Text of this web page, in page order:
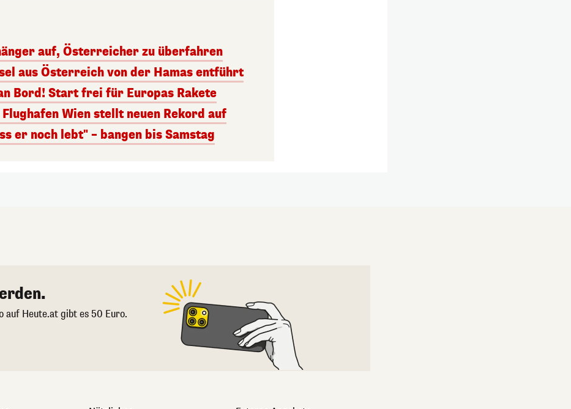
auf, Österreicher zu überfahren
aus Österreich von der Hamas entführt
Bord! Start frei für Europas Rakete
Wien stellt neuen Rekord auf
er noch lebt" – bangen bis Samstag
auf Heute.at gibt es 50 Euro.